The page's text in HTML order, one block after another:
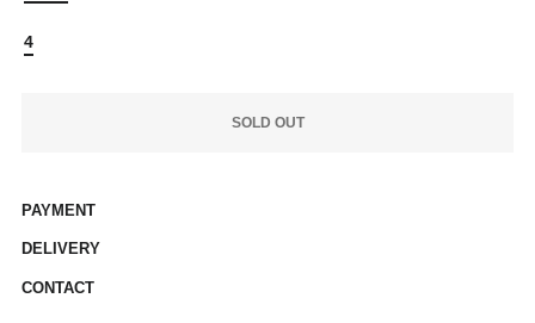
4
SOLD OUT
PAYMENT
DELIVERY
CONTACT